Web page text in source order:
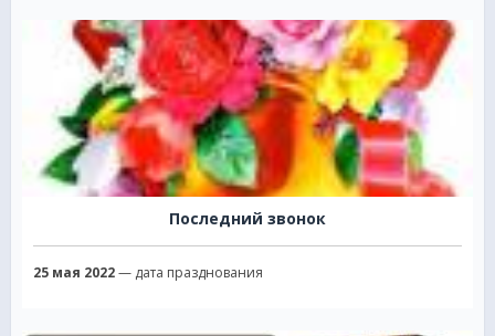
Последний звонок
25 мая 2022— дата празднования